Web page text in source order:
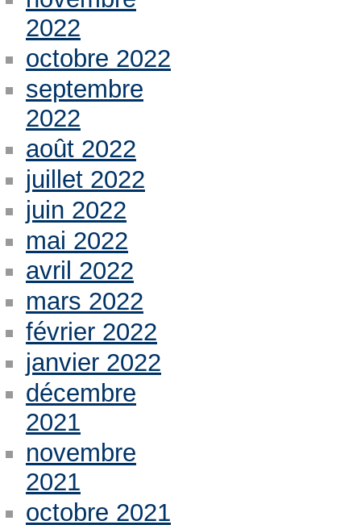
2022
octobre 2022
septembre
2022
août 2022
juillet 2022
juin 2022
mai 2022
avril 2022
mars 2022
février 2022
janvier 2022
décembre
2021
novembre
2021
octobre 2021